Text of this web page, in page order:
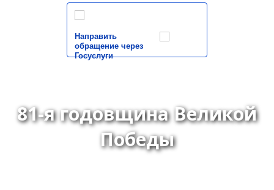
Направить
обращение через
Госуслуги
81-я годовщина Великой
Победы